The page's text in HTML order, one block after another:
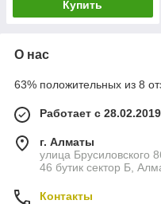
Купить
О нас
63% положительных из 8
Работает с 28.02.2019
г. Алматы
улица Брусиловского
46 бутик сектор Б,
Контакты